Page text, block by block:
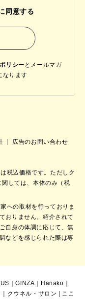
同意する
リシー と メールマガ
なります
広告のお問い合わせ
税込価格です。ただしク
しては、本体のみ（税
への取材を行っておりま
おりません。紹介されて
自身の体調に応じて、無
などを感じられた際は専
｜GINZA Hanako
クウネル・サロン ここ